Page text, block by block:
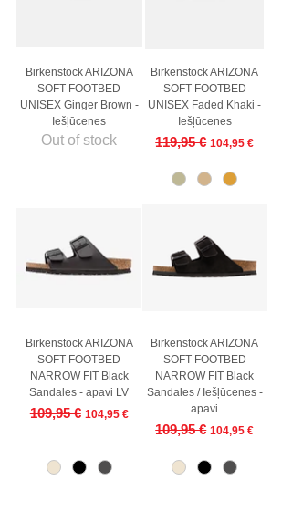
Birkenstock ARIZONA
SOFT FOOTBED
UNISEX Ginger Brown -
Iešļūcenes
Out of stock
Birkenstock ARIZONA
SOFT FOOTBED
UNISEX Faded Khaki -
Iešļūcenes
Regular Price
119,95 € Sale Price
104,95 €
Birkenstock ARIZONA
SOFT FOOTBED
NARROW FIT Black
Sandales - apavi LV
Regular Price
109,95 € Sale Price
104,95 €
Birkenstock ARIZONA
SOFT FOOTBED
NARROW FIT Black
Sandales / Iešļūcenes -
apavi
Regular Price
109,95 € Sale Price
104,95 €